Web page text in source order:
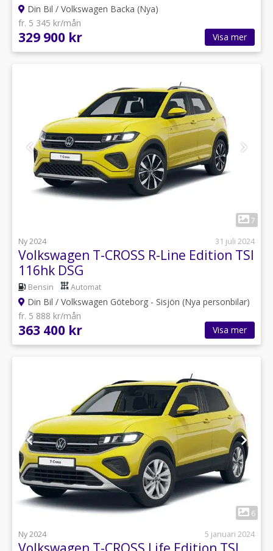
Din Bil / Volkswagen Backa (Nya)
fr. 5 345 kr/mån
329 900 kr Visa mer
7
Ny 2024
31 juli 2024
Volkswagen T-CROSS R-Line Edition TSI
116hk DSG
Bensin Automat
Din Bil / Volkswagen Göteborg - Sisjön (Nya personbilar)
fr. 5 888 kr/mån
363 400 kr Visa mer
1
6
Ny 2024
5 januari 2024